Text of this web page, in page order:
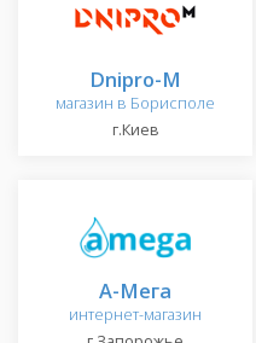
Dnipro-M
магазин в Борисполе
г.Киев
А-Мега
интернет-магазин